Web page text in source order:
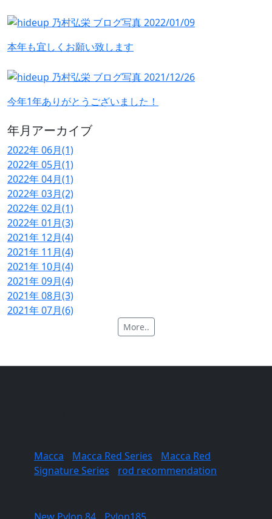
本年も宜しくお願い致します
今年1年ありがとうございました！
年月アーカイブ
2022年 06月(1)
2022年 05月(1)
2022年 04月(1)
2022年 03月(2)
2022年 02月(1)
2022年 01月(3)
2021年 12月(4)
2021年 11月(4)
2021年 10月(4)
2021年 09月(4)
2021年 08月(3)
2021年 07月(6)
More..
Macca Macca Red Series
Macca Red
Signature Series
rod recommendation